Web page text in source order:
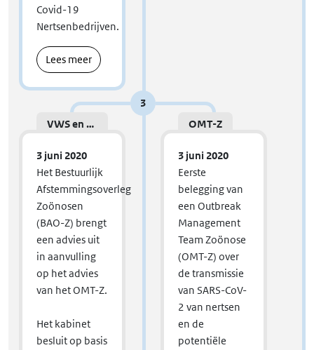
Covid-19
Nertsenbedrijven.
Lees meer
3
VWS en LNV
3 juni 2020
Het Bestuurlijk
Afstemmingsoverleg
Zoönosen
(BAO-Z) brengt
een advies uit
in aanvulling
op het advies
van het OMT-Z.
Het kabinet
besluit op basis
OMT-Z
3 juni 2020
Eerste
belegging van
een Outbreak
Management
Team Zoönose
(OMT-Z) over
de transmissie
van SARS-CoV-
2 van nertsen
en de
potentiële